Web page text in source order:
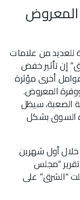
المعروض
للعديد من علامات
إن تأثير خفض
أخرى مؤثرة
ووفرة المعروض.
الصعبة، سيظل
السوق بشكل
مبيعات السيارات بنسبة 51.3% خلال أول شهرين
بحسب تقرير “مجلس
“الشرق” على